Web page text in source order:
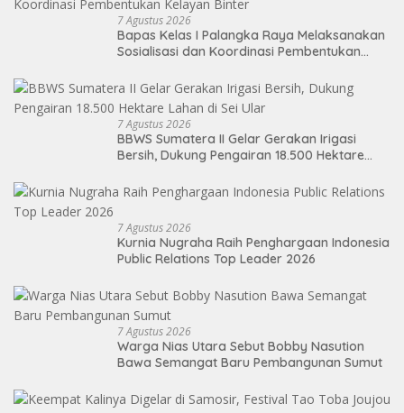
7 Agustus 2026
Bapas Kelas I Palangka Raya Melaksanakan
Sosialisasi dan Koordinasi Pembentukan
7 Agustus 2026
BBWS Sumatera II Gelar Gerakan Irigasi
Bersih, Dukung Pengairan 18.500 Hektare
7 Agustus 2026
Kurnia Nugraha Raih Penghargaan Indonesia
Public Relations Top Leader 2026
7 Agustus 2026
Warga Nias Utara Sebut Bobby Nasution
Bawa Semangat Baru Pembangunan Sumut